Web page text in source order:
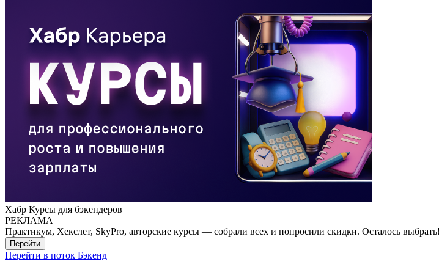
Хабр Курсы для бэкендеров
РЕКЛАМА
Практикум, Хекслет, SkyPro, авторские курсы — собрали всех и попросили скидки. Осталось выбрать!
Перейти
Перейти в поток Бэкенд